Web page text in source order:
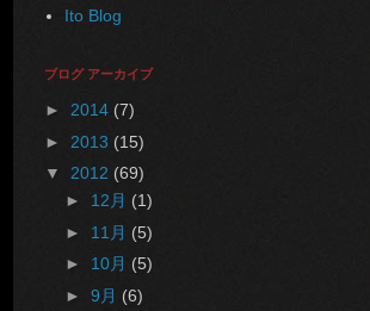
Ito Blog
ブログ アーカイブ
► 2014 (7)
► 2013 (15)
▼ 2012 (69)
► 12月 (1)
► 11月 (5)
► 10月 (5)
► 9月 (6)